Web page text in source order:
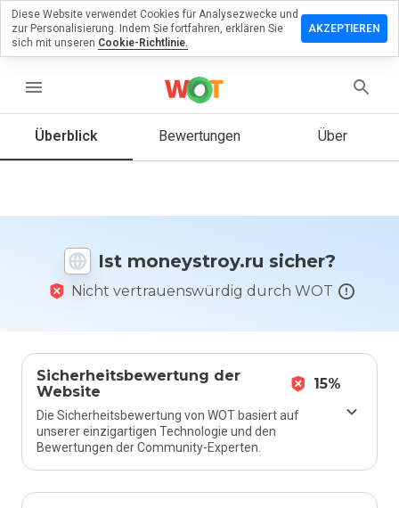
menu
Überblick Bewertungen Über
Ist moneystroy.ru sicher?
Nicht vertrauenswürdig durch WOT
Sicherheitsbewertung der
Website
15%
Die Sicherheitsbewertung von WOT basiert auf
unserer einzigartigen Technologie und den
Bewertungen der Community-Experten.
zu
Sie diese
auf einer
Skala von
bewerten?
Diese Website verwendet Cookies für Analysezwecke und
zur Personalisierung. Indem Sie fortfahren, erklären Sie
sich mit unseren Cookie-Richtlinie.
AKZEPTIEREN